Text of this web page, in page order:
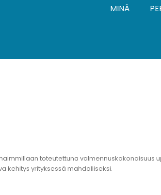
MINÄ
toteutettuna valmennuskokonaisuus
kehitys yrityksessä mahdolliseksi.